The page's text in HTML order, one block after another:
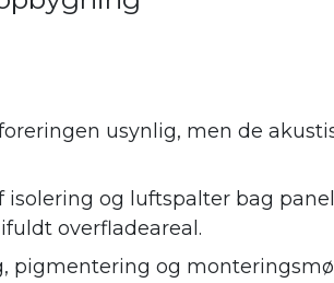
usynlig, men de
og luftspalter bag
overfladeareal.
og